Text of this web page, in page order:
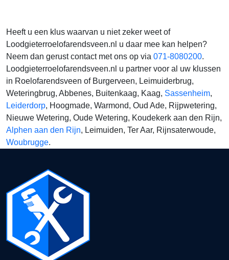
Heeft u een klus waarvan u niet zeker weet of
Loodgieterroelofarendsveen.nl u daar mee kan helpen?
Neem dan gerust contact met ons op via 071-8080200.
Loodgieterroelofarendsveen.nl u partner voor al uw klussen
in Roelofarendsveen of Burgerveen, Leimuiderbrug,
Weteringbrug, Abbenes, Buitenkaag, Kaag, Sassenheim,
Leiderdorp, Hoogmade, Warmond, Oud Ade, Rijpwetering,
Nieuwe Wetering, Oude Wetering, Koudekerk aan den Rijn,
Alphen aan den Rijn, Leimuiden, Ter Aar, Rijnsaterwoude,
Woubrugge.